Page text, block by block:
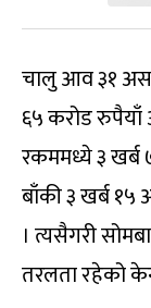
चालु आव ३१
६५ करोड
रकममध्ये ३
बाँकी ३ खर्ब १५
। त्यसैगरी
तरलता रहेको